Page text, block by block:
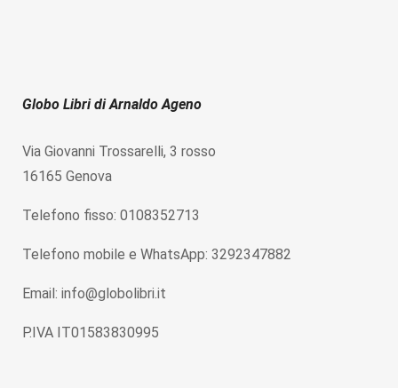
Globo Libri di Arnaldo Ageno
Via Giovanni Trossarelli, 3 rosso
16165 Genova
Telefono fisso: 0108352713
Telefono mobile e WhatsApp: 3292347882
Email: info@globolibri.it
P.IVA IT01583830995